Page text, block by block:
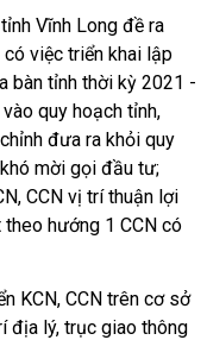
Vĩnh Long đề ra
việc triển khai lập
bàn tỉnh thời kỳ 2021 -
quy hoạch tỉnh,
đưa ra khỏi quy
mời gọi đầu tư;
CCN vị trí thuận lợi
hướng 1 CCN có
KCN, CCN trên cơ sở
địa lý, trục giao thông